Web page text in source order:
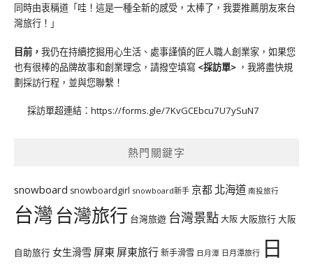
同時由衷稱道「哇！這是一種全新的感受，太棒了，我要推薦朋友來台
灣旅行！」
目前， 我仍在持續挖掘用心生活、處事謹慎的匠人職人創業家，如果您
也有很棒的品牌故事和創業理念，請撥空填寫 <採訪單> ，我將盡快規
劃採訪行程，並與您聯繫！
採訪單超連結： https://forms.gle/7KvGCEbcu7U7ySuN7
熱門關鍵字
snowboard snowboardgirl snowboard新手 京都 北海道 南投旅行
台灣台灣旅行 台灣旅遊 台灣景點大阪大阪旅行大阪
自助旅行 女生滑雪 屏東 屏東旅行新手滑雪 日月潭 日月潭旅行 日